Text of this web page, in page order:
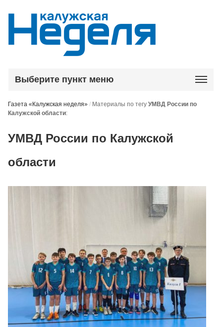
Выберите пункт меню
Газета «Калужская неделя» / Материалы по тегуУМВД России по
Калужской области:
УМВД России по Калужской
области